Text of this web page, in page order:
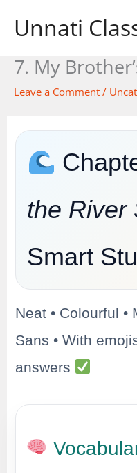
contentUnnati
7. My
Leave a Comment /
the River
Smart
Neat • Colourful •
Sans • With
answers